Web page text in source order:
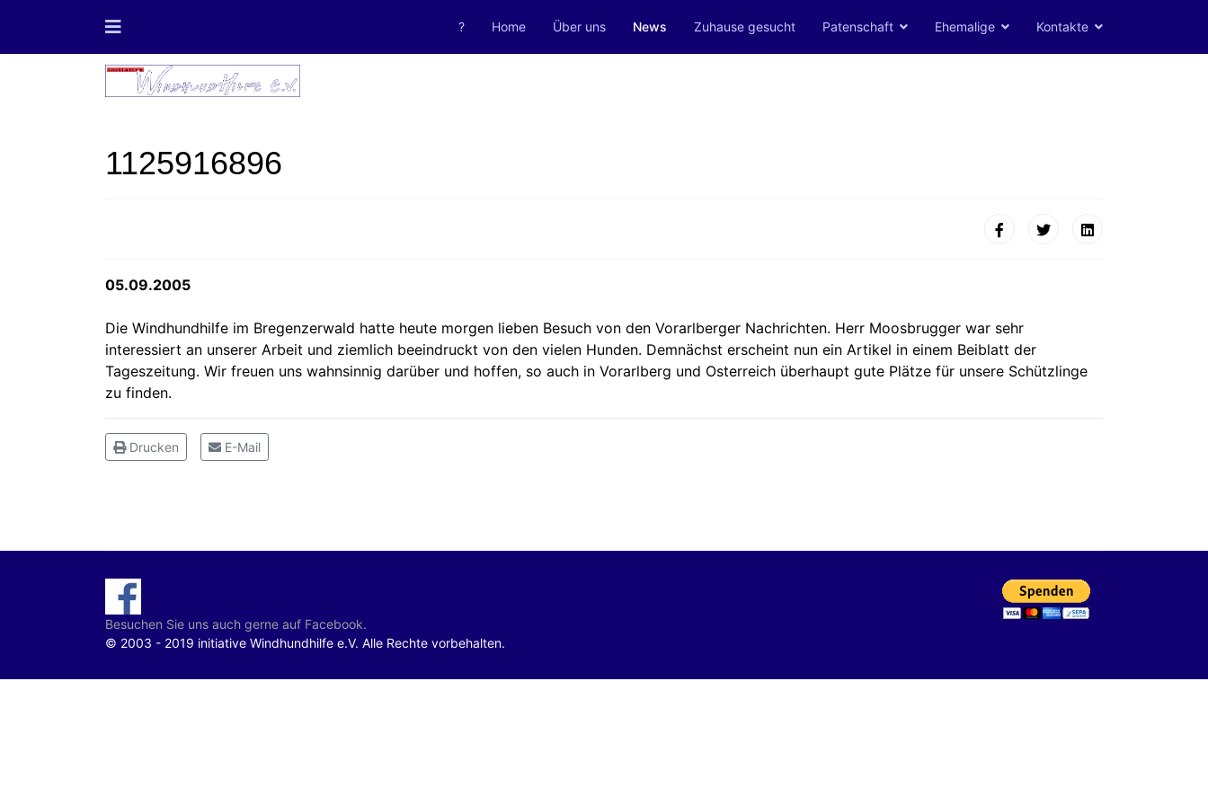
? Home Über uns News Zuhause gesucht Patenschaft Ehemalige Kontakte
1125916896
05.09.2005
Die Windhundhilfe im Bregenzerwald hatte heute morgen lieben Besuch von den Vorarlberger Nachrichten. Herr Moosbrugger war sehr
interessiert an unserer Arbeit und ziemlich beeindruckt von den vielen Hunden. Demnächst erscheint nun ein Artikel in einem Beiblatt der
Tageszeitung. Wir freuen uns wahnsinnig darüber und hoffen, so auch in Vorarlberg und Osterreich überhaupt gute Plätze für unsere Schützlinge
zu finden.
Drucken E-Mail
Besuchen Sie uns auch gerne auf Facebook.
© 2003 - 2019 initiative Windhundhilfe e.V. Alle Rechte vorbehalten.